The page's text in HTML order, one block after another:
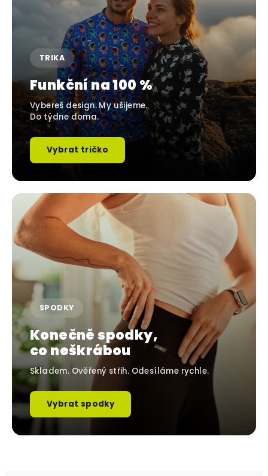
TRIKA
Funkční na 100 %
Vybereš design. My ušijeme.
Do týdne doma.
Vybrat tričko
SPODKY
Konečně spodky,
co neškrábou
Skladem. Ověřený střih. Odesíláme rychle.
Vybrat spodky